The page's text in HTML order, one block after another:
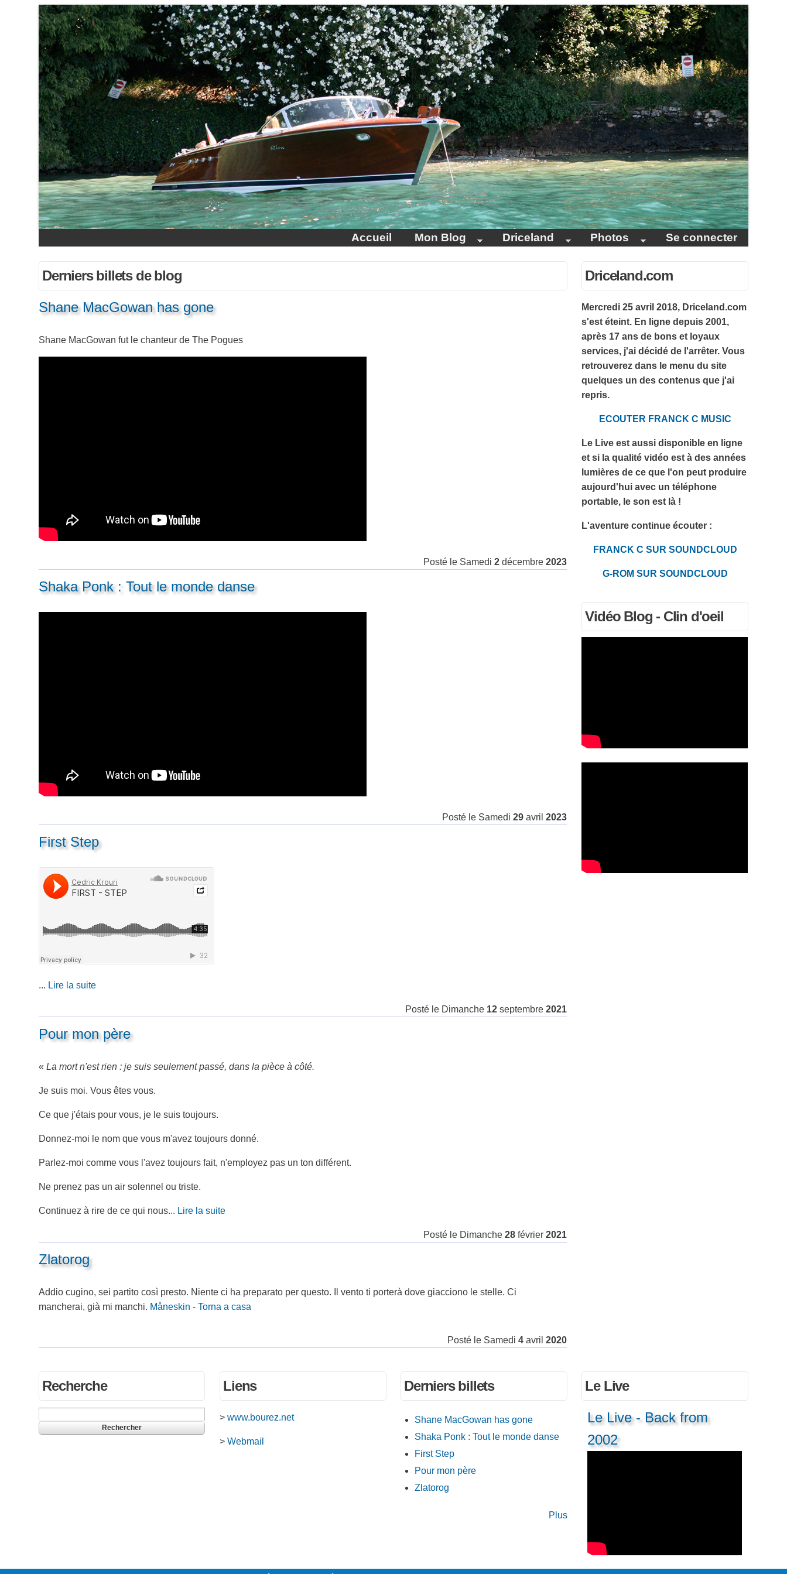
Aller au contenu principal
Accueil Mon Blog Driceland Photos Se connecter
Derniers billets de blog
Shane MacGowan has gone
Shane MacGowan fut le chanteur de The Pogues
Posté le Samedi 2 décembre 2023
Shaka Ponk : Tout le monde danse
Posté le Samedi 29 avril 2023
First Step
... Lire la suite
Posté le Dimanche 12 septembre 2021
Pour mon père
«La mort n'est rien : je suis seulement passé, dans la pièce à côté.
Je suis moi. Vous êtes vous.
Ce que j'étais pour vous, je le suis toujours.
Donnez-moi le nom que vous m'avez toujours donné.
Parlez-moi comme vous l'avez toujours fait, n'employez pas un ton différent.
Ne prenez pas un air solennel ou triste.
Continuez à rire de ce qui nous... Lire la suite
Posté le Dimanche 28 février 2021
Zlatorog
Addio cugino, sei partito così presto. Niente ci ha preparato per questo. Il vento ti porterà dove giacciono le stelle. Ci
mancherai, già mi manchi. Måneskin - Torna a casa
Posté le Samedi 4 avril 2020
Driceland.com
Mercredi 25 avril 2018, Driceland.com
s'est éteint. En ligne depuis 2001,
après 17 ans de bons et loyaux
services, j'ai décidé de l'arrêter. Vous
retrouverez dans le menu du site
quelques un des contenus que j'ai
repris.
ECOUTER FRANCK C MUSIC
Le Live est aussi disponible en ligne
et si la qualité vidéo est à des années
lumières de ce que l'on peut produire
aujourd'hui avec un téléphone
portable, le son est là !
L'aventure continue écouter :
FRANCK C SUR SOUNDCLOUD
G-ROM SUR SOUNDCLOUD
Vidéo Blog - Clin d'oeil
Recherche Liens
>www.bourez.net
>Webmail
Derniers billets
Shane MacGowan has gone
Shaka Ponk : Tout le monde danse
First Step
Pour mon père
Zlatorog
Plus
Le Live
Le Live - Back from
2002